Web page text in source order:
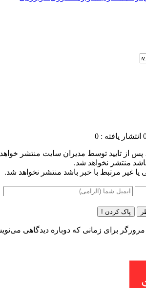
انتشار یافته : 0
از تایید توسط مدیران سایت منتشر
منتشر نخواهد شد.
یا غیر مرتبط با خبر باشد منتشر نخواهد شد.
پاک کردن !
برای زمانی که دوباره دیدگاهی